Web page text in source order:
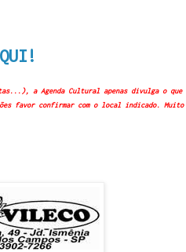
a Agenda Cultural apenas divulga o que
favor confirmar com o local indicado. Muito